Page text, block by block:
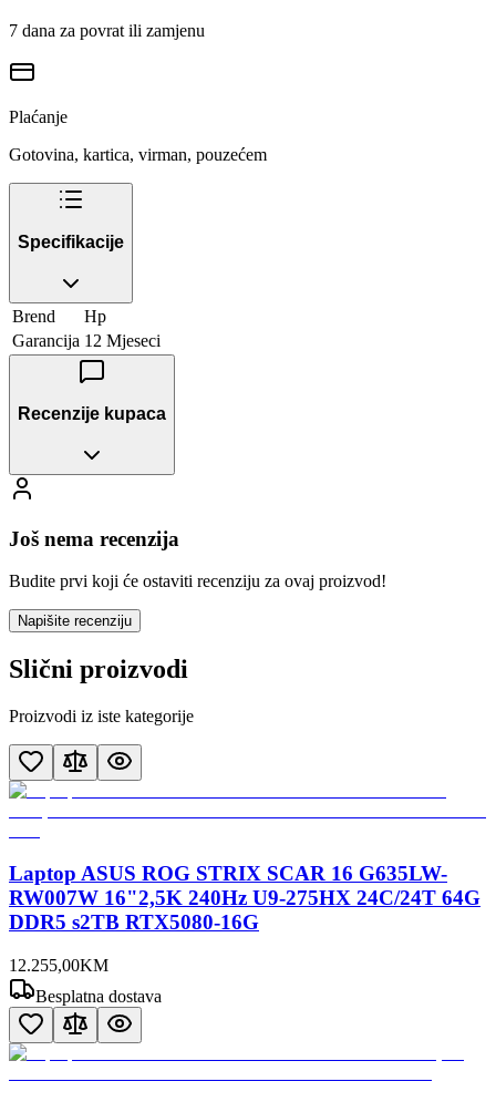
7 dana za povrat ili zamjenu
Plaćanje
Gotovina, kartica, virman, pouzećem
Specifikacije
Brend
Hp
Garancija 12 Mjeseci
Recenzije kupaca
Još nema recenzija
Budite prvi koji će ostaviti recenziju za ovaj proizvod!
Napišite recenziju
Slični proizvodi
Proizvodi iz iste kategorije
Laptop ASUS ROG STRIX SCAR 16 G635LW-
RW007W 16"2,5K 240Hz U9-275HX 24C/24T 64G
DDR5 s2TB RTX5080-16G
12.255,00KM
Besplatna dostava